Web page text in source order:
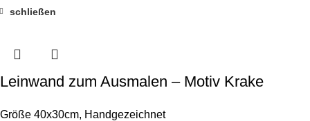
schließen
Leinwand zum Ausmalen – Motiv Krake
Größe 40x30cm, Handgezeichnet